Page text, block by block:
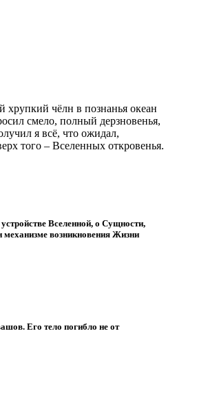
хрупкий чёлн в познанья океан
смело, полный дерзновенья,
я всё, что ожидал,
того – Вселенных откровенья.
Вселенной, о Сущности,
механизме возникновения Жизни
. Его тело погибло не от